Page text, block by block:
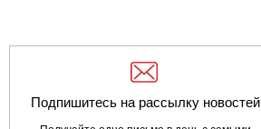
Подпишитесь на рассылку новостей